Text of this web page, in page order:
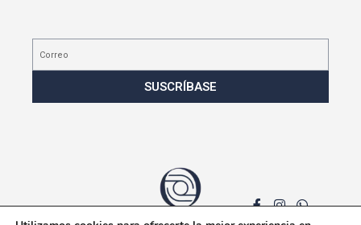
SUSCRÍBASE